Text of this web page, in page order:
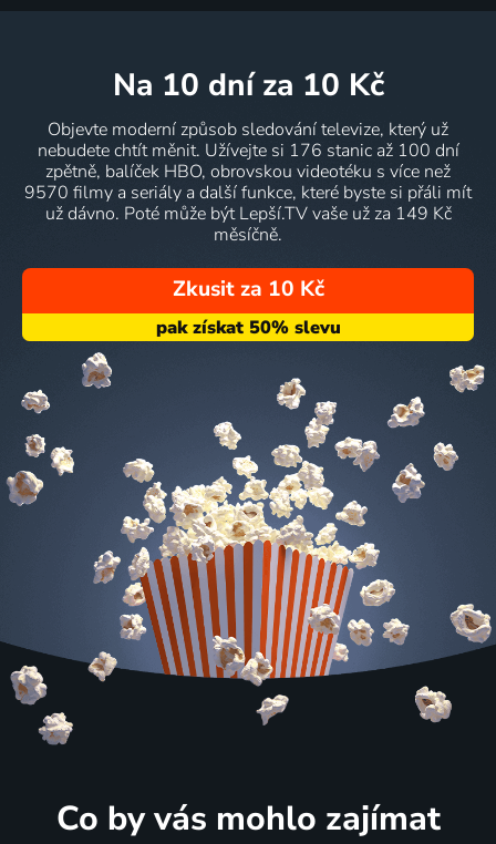
na 10 dní za 10 Kč
Objevte moderní způsob sledování televize, který už
nebudete chtít měnit. Užívejte si 176 stanic až 100 dní
zpětně, balíček HBO, obrovskou videotéku s více než
9570 filmy a seriály a další funkce, které byste si přáli mít
už dávno. Poté může být Lepší.TV vaše už za 149 Kč
měsíčně.
Zkusit za 10 Kč
Co by vás mohlo zajímat